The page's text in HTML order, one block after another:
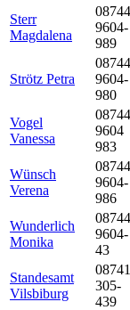
Sterr
Magdalena
08744
9604-
989
Strötz Petra
08744
9604-
980
Vogel
Vanessa
08744
9604
983
Wünsch
Verena
08744
9604-
986
Wunderlich
Monika
08744
9604-
43
Standesamt
Vilsbiburg
08741
305-
439